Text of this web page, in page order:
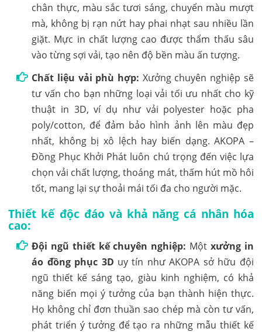
chân thực, màu sắc tươi sáng, chuyển màu mượt
mà, không bị rạn nứt hay phai nhạt sau nhiều lần
giặt. Mực in chất lượng cao được thẩm thấu sâu
vào từng sợi vải, tạo nên độ bền màu ấn tượng.
Chất liệu vải phù hợp: Xưởng chuyên nghiệp sẽ
tư vấn cho bạn những loại vải tối ưu nhất cho kỹ
thuật in 3D, ví dụ như vải polyester hoặc pha
poly/cotton, để đảm bảo hình ảnh lên màu đẹp
nhất, không bị xô lệch hay biến dạng. AKOPA –
Đồng Phục Khởi Phát luôn chú trọng đến việc lựa
chọn vải chất lượng, thoáng mát, thấm hút mồ hôi
tốt, mang lại sự thoải mái tối đa cho người mặc.
Thiết kế độc đáo và khả năng cá nhân hóa
cao:
Đội ngũ thiết kế chuyên nghiệp: Một xưởng in
áo đồng phục 3D uy tín như AKOPA sở hữu đội
ngũ thiết kế sáng tạo, giàu kinh nghiệm, có khả
năng biến mọi ý tưởng của bạn thành hiện thực.
Họ không chỉ đơn thuần sao chép mà còn tư vấn,
phát triển ý tưởng để tạo ra những mẫu thiết kế